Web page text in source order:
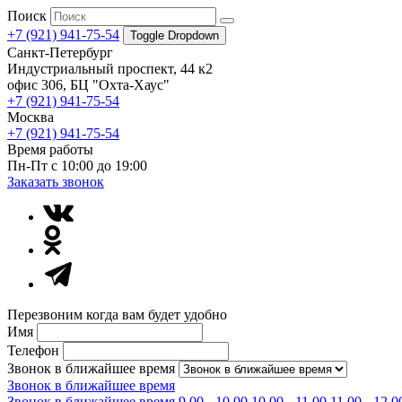
Поиск
+7 (921) 941-75-54
Toggle Dropdown
Санкт-Петербург
Индустриальный проспект, 44 к2
офис 306, БЦ "Охта-Хаус"
+7 (921) 941-75-54
Москва
+7 (921) 941-75-54
Время работы
Пн-Пт с 10:00 до 19:00
Заказать звонок
Перезвоним когда вам будет удобно
Имя
Телефон
Звонок в ближайшее время
Звонок в ближайшее время